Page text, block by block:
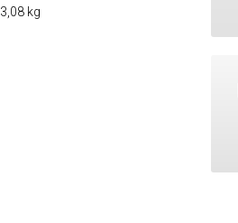
3,08 kg